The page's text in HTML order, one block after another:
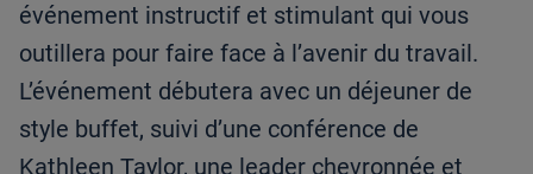
événement instructif et stimulant qui vous
outillera pour faire face à l’avenir du travail.
L’événement débutera avec un déjeuner de
style buffet, suivi d’une conférence de
Kathleen Taylor, une leader chevronnée et